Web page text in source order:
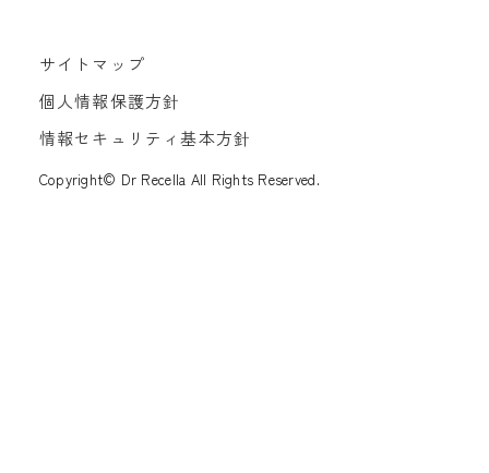
サイトマップ
個人情報保護方針
情報セキュリティ基本方針
Copyright© Dr Recella All Rights Reserved.